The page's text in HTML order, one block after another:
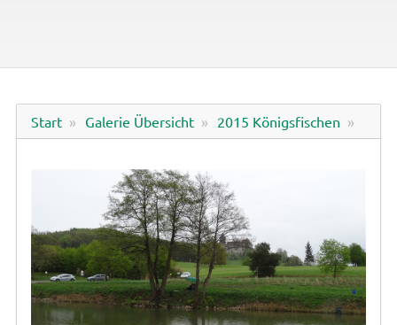
Start Galerie Übersicht 2015 Königsfischen